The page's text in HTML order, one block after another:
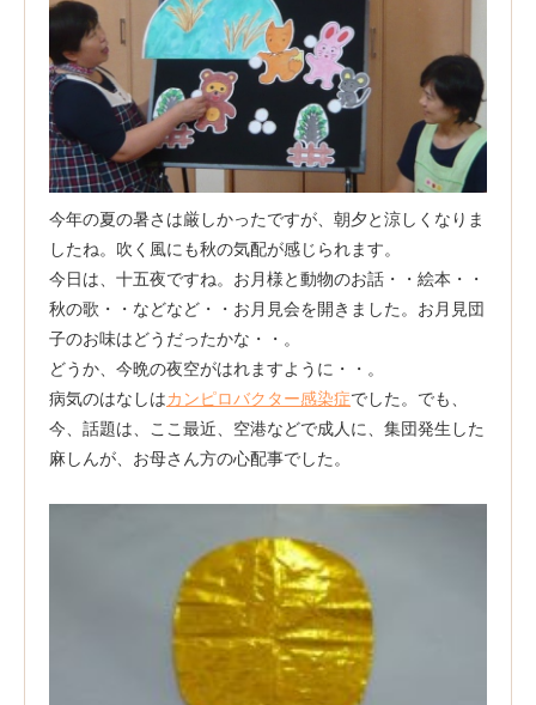
今年の夏の暑さは厳しかったですが、朝夕と涼しくなりま
したね。吹く風にも秋の気配が感じられます。
今日は、十五夜ですね。お月様と動物のお話・・絵本・・
秋の歌・・などなど・・お月見会を開きました。お月見団
子のお味はどうだったかな・・。
どうか、今晩の夜空がはれますように・・。
病気のはなしはカンピロバクター感染症でした。でも、
今、話題は、ここ最近、空港などで成人に、集団発生した
麻しんが、お母さん方の心配事でした。